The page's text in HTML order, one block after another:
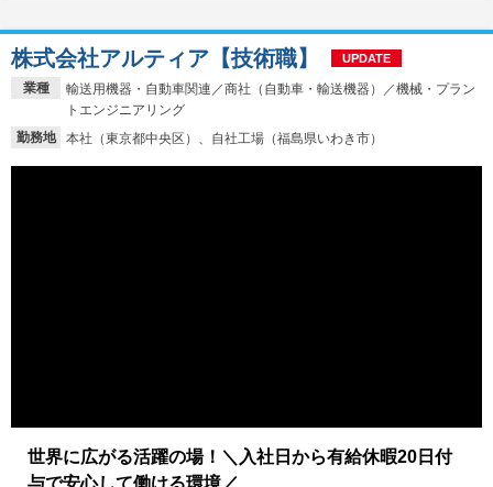
業種
輸送用機器・自動車関連／商社（自動車・輸送機器）／機械・プラン
トエンジニアリング
勤務地
本社（東京都中央区）、自社工場（福島県いわき市）
株式会社アルティア【技術職】 UPDATE
世界に広がる活躍の場！＼入社日から有給休暇20日付
与で安心して働ける環境／